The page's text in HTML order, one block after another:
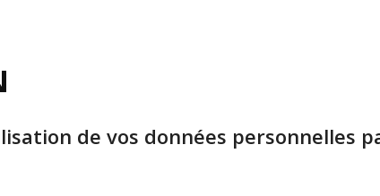
de vos données personnelles